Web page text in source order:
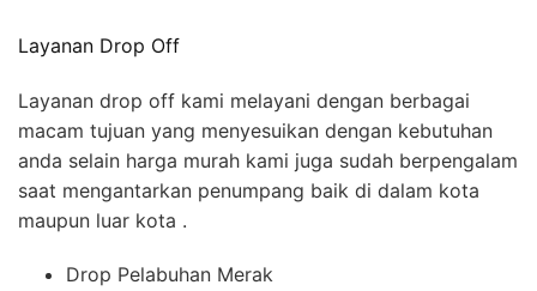
Layanan Drop Off
Layanan drop off kami melayani dengan berbagai
macam tujuan yang menyesuikan dengan kebutuhan
anda selain harga murah kami juga sudah berpengalam
saat mengantarkan penumpang baik di dalam kota
maupun luar kota .
Drop Pelabuhan Merak